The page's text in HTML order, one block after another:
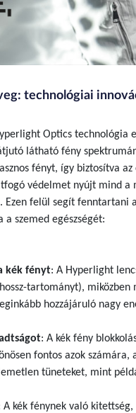
technológiai
Optics technológia
látható fény
fényt, így biztosítva
védelmet nyújt mind
felül segít fenntartani
a szemed egészségét:
kék fényt: A Hyperlight
tartományt), miközben
hozzájáruló nagy
: A kék fény
fontos azok
tüneteket, mint
A kék fénynek való